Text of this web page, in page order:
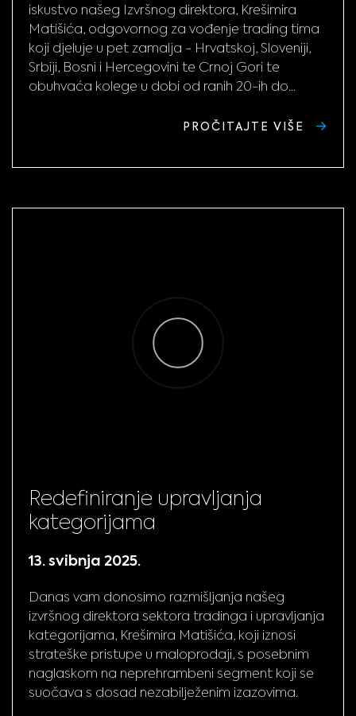
iskustvo našeg Izvršnog direktora, Krešimira
Matišića, odgovornog za vođenje trading tima
koji djeluje u pet zamalja - Hrvatskoj, Sloveniji,
Srbiji, Bosni i Hercegovini te Crnoj Gori te
obuhvaća kolege u dobi od ranih 20-ih do...
PROČITAJTE VIŠE
Redefiniranje upravljanja
kategorijama
13. svibnja 2025.
Danas vam donosimo razmišljanja našeg
izvršnog direktora sektora tradinga i upravljanja
kategorijama, Krešimira Matišića, koji iznosi
strateške pristupe u maloprodaji, s posebnim
naglaskom na neprehrambeni segment koji se
suočava s dosad nezabilježenim izazovima.